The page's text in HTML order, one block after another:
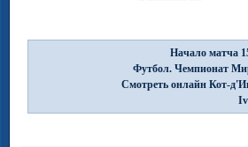
Начало матча
Футбол. Чемпионат
Смотреть онлайн Кот-